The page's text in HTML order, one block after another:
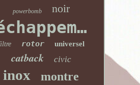
powerbomb noir
échappement
rotor universel
catback civic
inox montre